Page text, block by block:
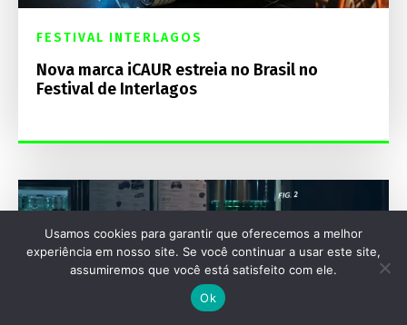
FESTIVAL INTERLAGOS
Nova marca iCAUR estreia no Brasil no
Festival de Interlagos
Usamos cookies para garantir que oferecemos a melhor
experiência em nosso site. Se você continuar a usar este site,
assumiremos que você está satisfeito com ele.
Ok